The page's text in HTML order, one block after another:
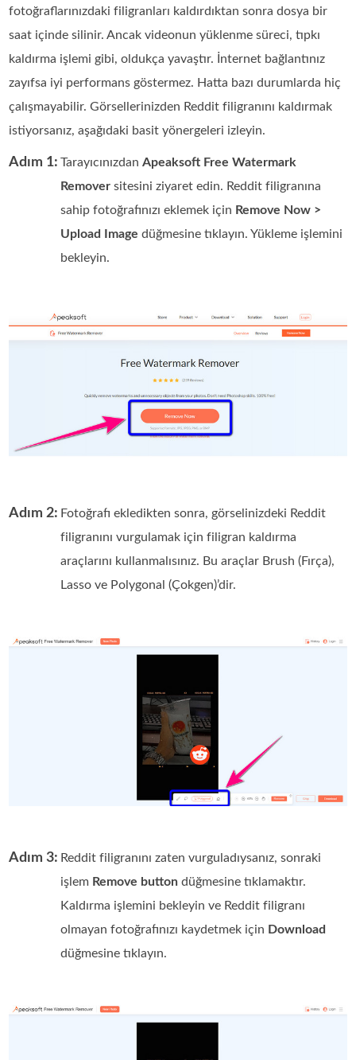
fotoğraflarınızdaki filigranları kaldırdıktan sonra dosya bir
saat içinde silinir. Ancak videonun yüklenme süreci, tıpkı
kaldırma işlemi gibi, oldukça yavaştır. İnternet bağlantınız
zayıfsa iyi performans göstermez. Hatta bazı durumlarda hiç
çalışmayabilir. Görsellerinizden Reddit filigranını kaldırmak
istiyorsanız, aşağıdaki basit yönergeleri izleyin.
Adım 1: TarayıcınızdanApeaksoft Free Watermark
Remover sitesini ziyaret edin. Reddit filigranına
sahip fotoğrafınızı eklemek için Remove Now >
Upload Image düğmesine tıklayın. Yükleme işlemini
bekleyin.
Adım 2: Fotoğrafı ekledikten sonra, görselinizdeki Reddit
filigranını vurgulamak için filigran kaldırma
araçlarını kullanmalısınız. Bu araçlar Brush (Fırça),
Lasso ve Polygonal (Çokgen)’dir.
Adım 3: Reddit filigranını zaten vurguladıysanız, sonraki
işlem Remove button düğmesine tıklamaktır.
Kaldırma işlemini bekleyin ve Reddit filigranı
olmayan fotoğrafınızı kaydetmek için Download
düğmesine tıklayın.